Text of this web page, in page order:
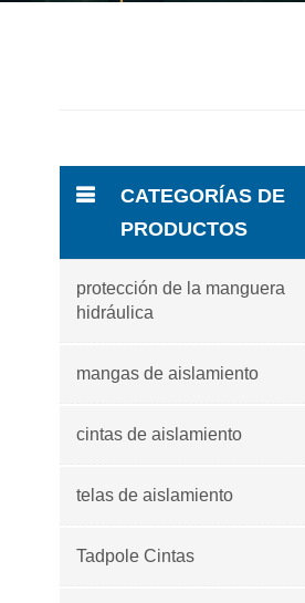
CATEGORÍAS DE
PRODUCTOS
protección de la manguera
hidráulica
mangas de aislamiento
cintas de aislamiento
telas de aislamiento
Tadpole Cintas